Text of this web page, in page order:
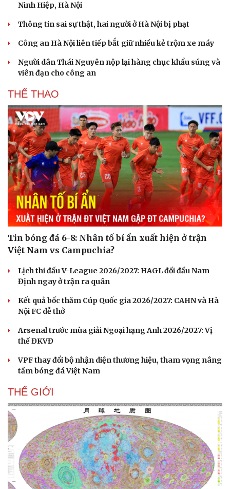
Cải chính
Ninh Hiệp, Hà Nội
Thông tin sai sự thật, hai người ở Hà Nội bị phạt
Công an Hà Nội liên tiếp bắt giữ nhiều kẻ trộm xe máy
Người dân Thái Nguyên nộp lại hàng chục khẩu súng và
viên đạn cho công an
THỂ THAO
Tin bóng đá 6-8: Nhân tố bí ẩn xuất hiện ở trận
Việt Nam vs Campuchia?
Lịch thi đấu V-League 2026/2027: HAGL đối đầu Nam
Định ngay ở trận ra quân
Kết quả bốc thăm Cúp Quốc gia 2026/2027: CAHN và Hà
Nội FC dễ thở
Arsenal trước mùa giải Ngoại hạng Anh 2026/2027: Vị
thế ĐKVĐ
VPF thay đổi bộ nhận diện thương hiệu, tham vọng nâng
tầm bóng đá Việt Nam
THẾ GIỚI